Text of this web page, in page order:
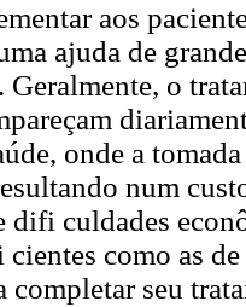
aos
ajuda de
Geralmente, o
onde a
num
difi culdades
cientes como as
completar seu